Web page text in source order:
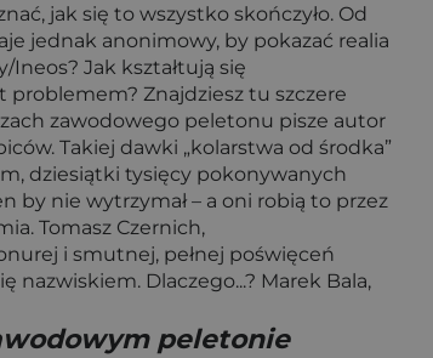
jak się to wszystko skończyło. Od
jednak anonimowy, by pokazać realia
Jak kształtują się
problemem? Znajdziesz tu szczere
zawodowego peletonu pisze autor
Takiej dawki „kolarstwa od środka”
dziesiątki tysięcy pokonywanych
by nie wytrzymał – a oni robią to przez
Tomasz Czernich,
i smutnej, pełnej poświęceń
Dlaczego...? Marek Bala,
peletonie